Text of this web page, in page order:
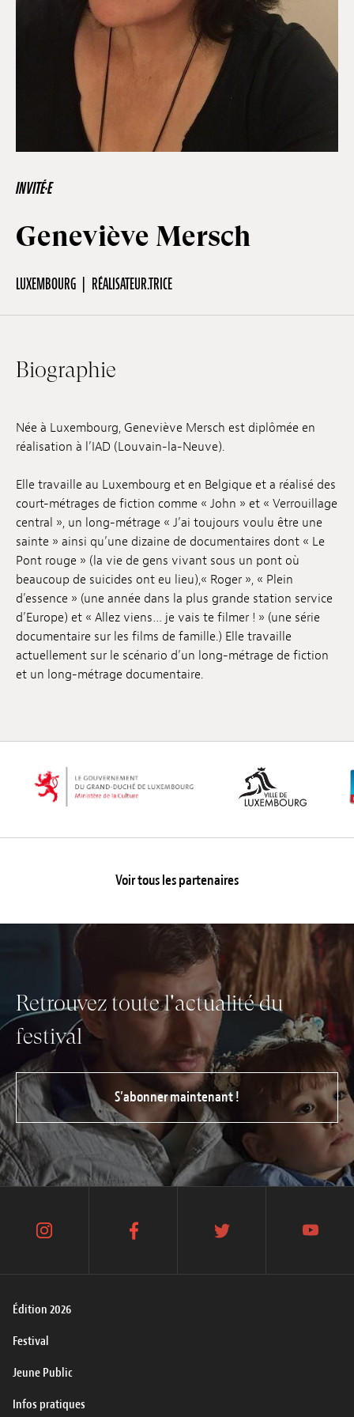
Hors-Festival
Infos pratiques
Jeune Public
Presse / Pro
Emplois
Archives
Publications
INVITÉ·E
Geneviève Mersch
LUXEMBOURG RÉALISATEUR.TRICE
Biographie
Née à Luxembourg, Geneviève Mersch est diplômée en
réalisation à l’IAD (Louvain-la-Neuve).
Elle travaille au Luxembourg et en Belgique et a réalisé des
court-métrages de fiction comme « John » et « Verrouillage
central », un long-métrage « J’ai toujours voulu être une
sainte » ainsi qu’une dizaine de documentaires dont « Le
Pont rouge » (la vie de gens vivant sous un pont où
beaucoup de suicides ont eu lieu),« Roger », « Plein
d’essence » (une année dans la plus grande station service
d’Europe) et « Allez viens… je vais te filmer ! » (une série
documentaire sur les films de famille.) Elle travaille
actuellement sur le scénario d’un long-métrage de fiction
et un long-métrage documentaire.
Voir tous les partenaires
Retrouvez toute l'actualité du
festival
S’abonner maintenant !
Édition 2026
Festival
Jeune Public
Infos pratiques
instagram facebook twitter youtube